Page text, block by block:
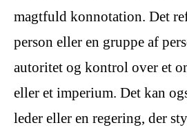
magtfuld konnotation. Det
person eller en gruppe af
autoritet og kontrol over et
eller et imperium. Det kan
leder eller en regering, der